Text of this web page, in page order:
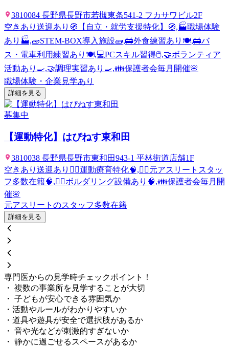
3810084 長野県長野市若槻東条541-2 フカサワビル2F
空きあり 送迎あり 🧭【自立・就労支援特化】🧭,🏭職場体験
あり🏭,🧱STEM-BOX導入施設🧱,🚋外食練習あり🍽️,🚋バ
ス・電車利用練習あり🍽️,💻PCスキル習得🖱️,🤝ボランティア
活動あり🍳,🤝調理実習あり🍳,👪保護者会毎月開催🌸
職場体験・企業見学あり
詳細を見る
募集中
【運動特化】はぴねす東和田
3810038 長野県長野市東和田943-1 平林街道店舗1F
空きあり 送迎あり 🤸‍♂️運動療育特化🧠,🤸‍♂️元アスリートスタッ
フ多数在籍🧠,🧗‍♂️ボルダリング設備あり🧠,👪保護者会毎月開
催🌸
元アスリートのスタッフ多数在籍
詳細を見る
専門医からの見学時チェックポイント！
・ 複数の事業所を見学することが大切
・ 子どもが安心できる雰囲気か
・活動やルールがわかりやすいか
・道具や遊具が安全で選択肢があるか
・ 音や光などが刺激的すぎないか
・ 静かに過ごせるスペースがあるか